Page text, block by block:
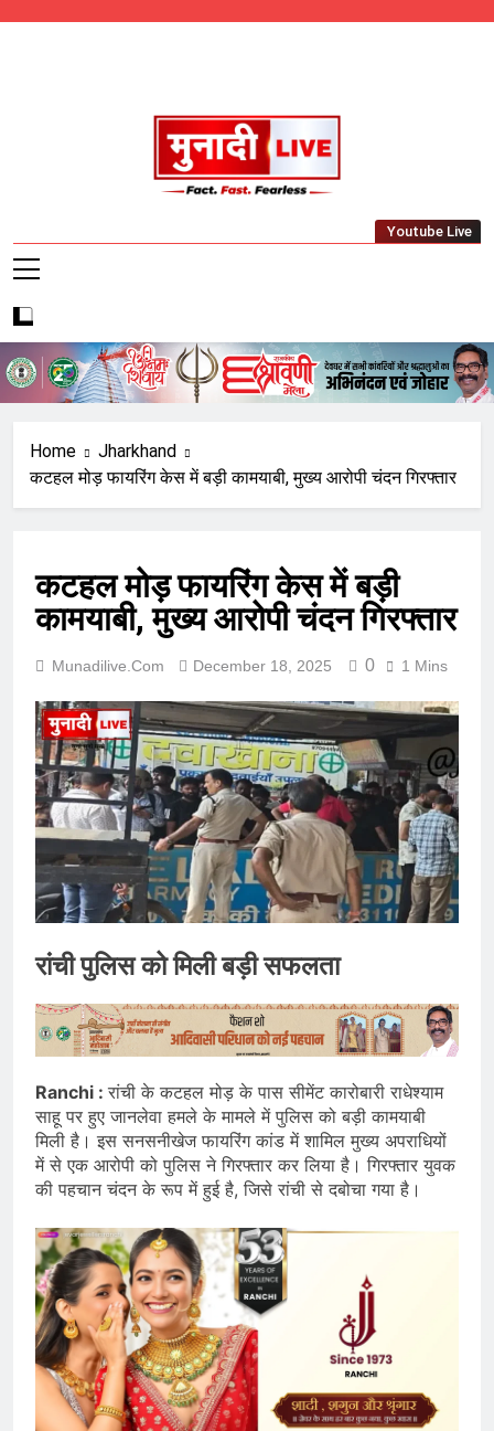
Munadi Live – Jharkhand's Leading Local
Youtube Live
Home
Jharkhand
कटहल मोड़ फायरिंग केस में बड़ी कामयाबी, मुख्य आरोपी चंदन गिरफ्तार
कटहल मोड़ फायरिंग केस में बड़ी
कामयाबी, मुख्य आरोपी चंदन गिरफ्तार
Munadilive.com December 18, 2025 0 1 Mins
रांची पुलिस को मिली बड़ी सफलता
Ranchi :रांची के कटहल मोड़ के पास सीमेंट कारोबारी राधेश्याम
साहू पर हुए जानलेवा हमले के मामले में पुलिस को बड़ी कामयाबी
मिली है। इस सनसनीखेज फायरिंग कांड में शामिल मुख्य अपराधियों
में से एक आरोपी को पुलिस ने गिरफ्तार कर लिया है। गिरफ्तार युवक
की पहचान चंदन के रूप में हुई है, जिसे रांची से दबोचा गया है।